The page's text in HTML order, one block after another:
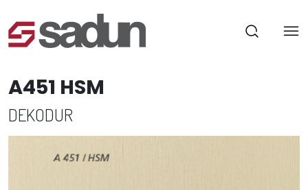
A451 HSM
DEKODUR